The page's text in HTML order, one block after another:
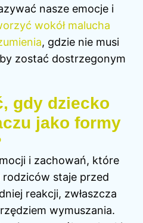
nasze emocje i
wokół malucha
, gdzie nie musi
zostać dostrzegonym
gdy dziecko
jako formy
i zachowań, które
staje przed
reakcji, zwłaszcza
wymuszania.